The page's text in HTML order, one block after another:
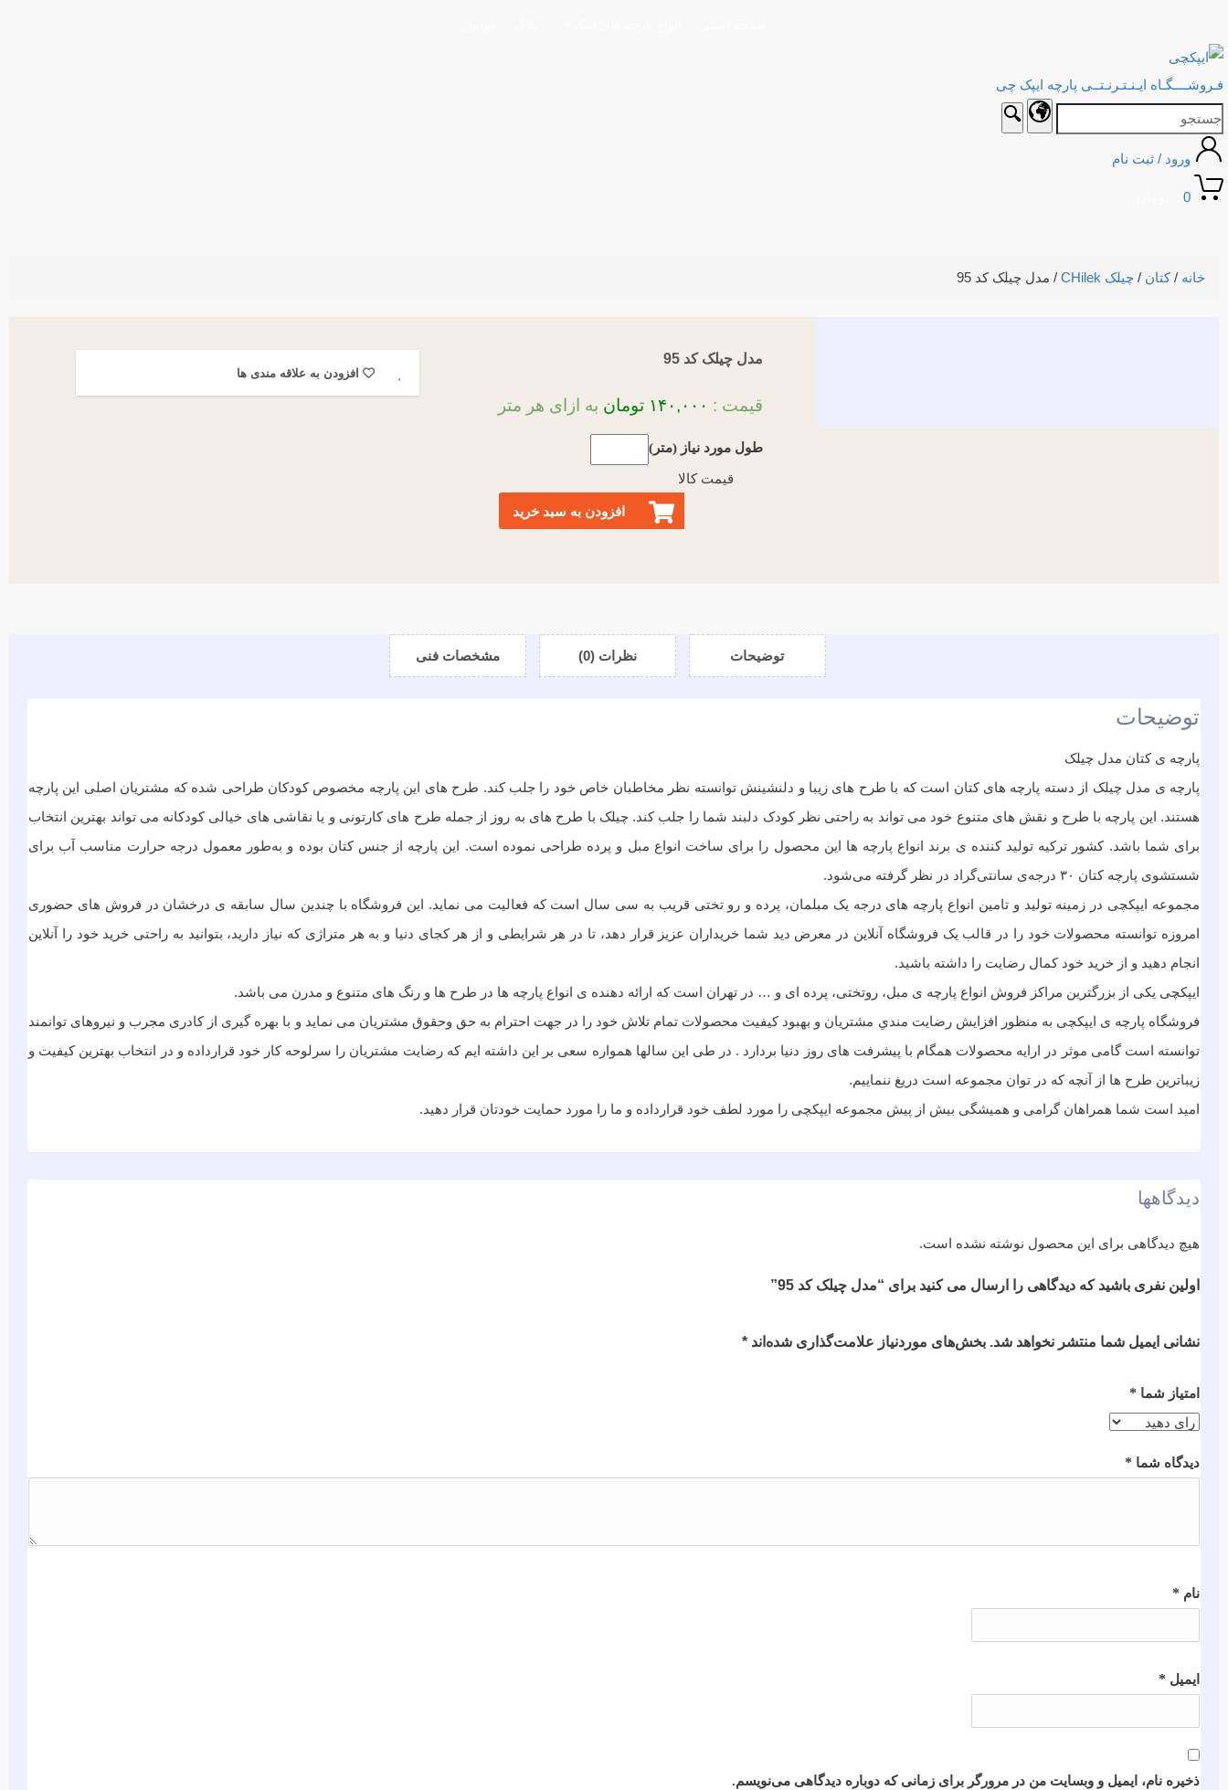
فـروشــــگـاه ایـنـتـرنـتــی پارچه ایپک چی
ورود / ثبت نام
0
خانه /کتان / چیلک CHilek / مدل چیلک کد 95
مدل چیلک کد 95
قیمت : ۱۴۰,۰۰۰ تومان به ازای هر متر
طول مورد نیاز (متر)
قیمت کالا
افزودن به سبد خرید
افزودن به علاقه مندی ها
توضیحات نظرات (0) مشخصات فنی
توضیحات
پارچه ی کتان مدل چیلک
پارچه ی مدل چیلک از دسته پارچه های کتان است که با طرح های زیبا و دلنشینش توانسته نظر مخاطبان خاص خود را جلب کند. طرح های این پارچه مخصوص کودکان طراحی شده که مشتریان اصلی این پارچه
هستند. این پارچه با طرح و نقش های متنوع خود می تواند به راحتی نظر کودک دلبند شما را جلب کند. چیلک با طرح های به روز از جمله طرح های کارتونی و یا نقاشی های خیالی کودکانه می تواند بهترین انتخاب
برای شما باشد. کشور ترکیه تولید کننده ی برند انواع پارچه ها این محصول را برای ساخت انواع مبل و پرده طراحی نموده است. این پارچه از جنس کتان بوده و به‌طور معمول درجه حرارت مناسب آب برای
شستشوی پارچه کتان ۳۰ درجه‌ی سانتی‌گراد در نظر گرفته می‌شود.
مجموعه ایپکچی در زمینه تولید و تامین انواع پارچه های درجه یک مبلمان، پرده و رو تختی قریب به سی سال است که فعالیت می نماید. این فروشگاه با چندین سال سابقه ی درخشان در فروش های حضوری
امروزه توانسته محصولات خود را در قالب یک فروشگاه آنلاین در معرض دید شما خریداران عزیز قرار دهد، تا در هر شرایطی و از هر کجای دنیا و به هر متراژی که نیاز دارید، بتوانید به راحتی خرید خود را آنلاین
انجام دهید و از خرید خود کمال رضایت را داشته باشید.
ایپکچی یکی از بزرگترین مراکز فروش انواع پارچه ی مبل، روتختی، پرده ای و … در تهران است که ارائه دهنده ی انواع پارچه ها در طرح ها و رنگ های متنوع و مدرن می باشد.
فروشگاه پارچه ی ایپکچی به منظور افزايش رضايت مندي مشتريان و بهبود کيفيت محصولات تمام تلاش خود را در جهت احترام به حق وحقوق مشتريان می نماید و با بهره گیری از کادری مجرب و نیروهای توانمند
توانسته است گامی موثر در ارايه محصولات همگام با پیشرفت های روز دنیا بردارد . در طی این سالها همواره سعی بر این داشته ایم که رضایت مشتریان را سرلوحه کار خود قرارداده و در انتخاب بهترین کیفیت و
زیباترین طرح ها از آنچه که در توان مجموعه است دریغ ننماییم.
امید است شما همراهان گرامی و همیشگی بیش از پیش مجموعه ایپکچی را مورد لطف خود قرارداده و ما را مورد حمایت خودتان قرار دهید.
دیدگاهها
هیچ دیدگاهی برای این محصول نوشته نشده است.
اولین نفری باشید که دیدگاهی را ارسال می کنید برای “مدل چیلک کد 95”
نشانی ایمیل شما منتشر نخواهد شد. بخش‌های موردنیاز علامت‌گذاری شده‌اند *
امتیاز شما *
دیدگاه شما *
نام *
ایمیل *
ذخیره نام، ایمیل و وبسایت من در مرورگر برای زمانی که دوباره دیدگاهی می‌نویسم.